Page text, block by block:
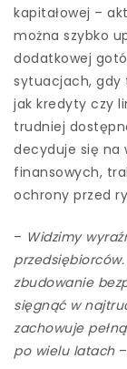
kapitałowej –
można szybko
dodatkowej
sytuacjach, gdy
jak kredyty czy
trudniej
decyduje się na
finansowych,
ochrony przed
– Widzimy
zbudowanie
sięgnąć w
zachowuje
po wielu latach–